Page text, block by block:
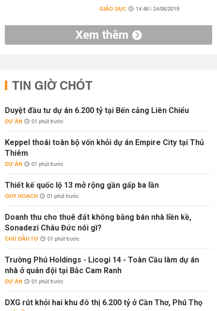
GIÁO DỤC 14:46 | 24/06/2019
Xem thêm
TIN GIỜ CHÓT
Duyệt đầu tư dự án 6.200 tỷ tại Bến cảng Liên Chiểu
DỰ ÁN 01 phút trước
Keppel thoái toàn bộ vốn khỏi dự án Empire City tại Thủ
Thiêm
DỰ ÁN 01 phút trước
Thiết kế quốc lộ 13 mở rộng gần gấp ba lần
QUY HOẠCH 01 phút trước
Doanh thu cho thuê đất không bằng bán nhà liền kề,
Sonadezi Châu Đức nói gì?
CHỦ ĐẦU TƯ 01 phút trước
Trường Phú Holdings - Licogi 14 - Toàn Cầu làm dự án
nhà ở quân đội tại Bắc Cam Ranh
DỰ ÁN 01 phút trước
DXG rút khỏi hai khu đô thị 6.200 tỷ ở Cần Thơ, Phú Thọ